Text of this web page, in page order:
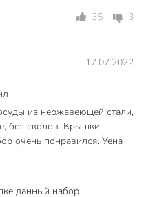
нержавеющая
сталь
35 3
17.07.2022
из нержавеющей стали,
без сколов. Крышки
очень понравился. Уена
данный набор